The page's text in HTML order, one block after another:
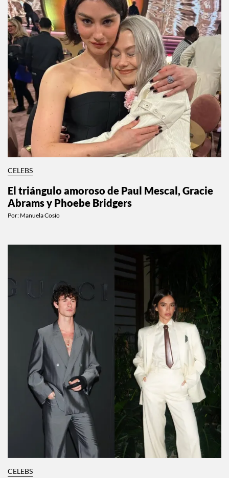
CELEBS
El triángulo amoroso de Paul Mescal, Gracie
Abrams y Phoebe Bridgers
Por: Manuela Cosío
CELEBS